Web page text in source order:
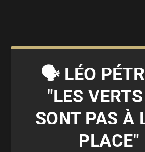
🗣 LÉO
"LES
SONT PAS À
PLACE"